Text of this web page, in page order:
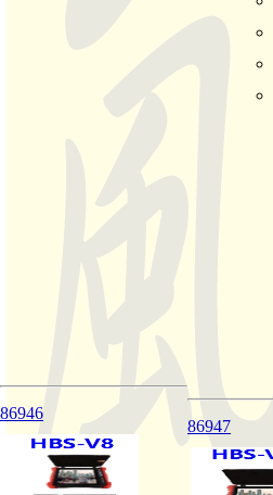
86946
86947